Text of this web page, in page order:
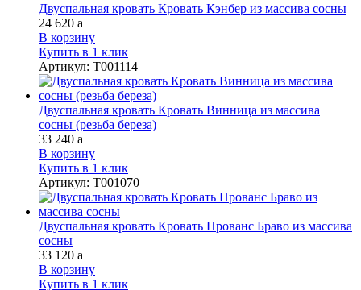
Двуспальная кровать Кровать Кэнбер из массива сосны
24 620 a
В корзину
Купить в 1 клик
Артикул: Т001114
Двуспальная кровать Кровать Винница из массива
сосны (резьба береза)
33 240 a
В корзину
Купить в 1 клик
Артикул: Т001070
Двуспальная кровать Кровать Прованс Браво из массива
сосны
33 120 a
В корзину
Купить в 1 клик